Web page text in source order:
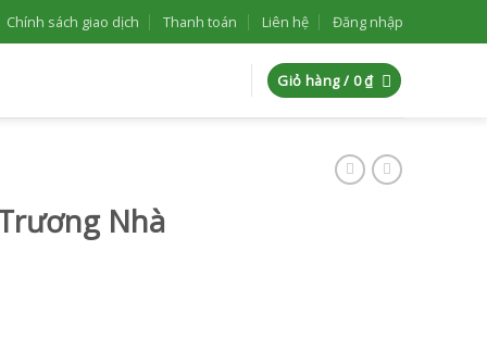
Chính sách giao dịch Thanh toán Liên hệ Đăng nhập
Giỏ hàng / 0₫
Nhà